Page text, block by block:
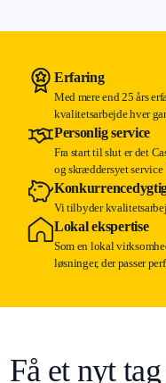
Erfaring
Med mere end 25 års
kvalitetsarbejde hver
Personlig service
Fra start til slut er det
og skræddersyet service
Vi tilbyder
Lokal ekspertise
Som en lokal
løsninger, der passer
Få et nyt